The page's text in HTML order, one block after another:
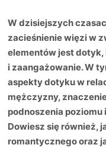
W dzisiejszych
zacieśnienie więzi w
elementów jest dotyk,
i zaangażowanie. W
aspekty dotyku w
mężczyzny,
podnoszenia
Dowiesz się również,
romantycznego oraz